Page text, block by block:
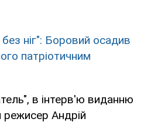
ніг": Боровий осадив
патріотичним
в інтерв'ю виданню
режисер Андрій